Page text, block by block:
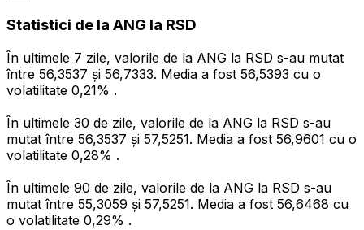
Statistici de la ANG la RSD
În ultimele 7 zile, valorile de la ANG la RSD s-au mutat
între 56,3537 și 56,7333. Media a fost 56,5393 cu o
volatilitate 0,21% .
În ultimele 30 de zile, valorile de la ANG la RSD s-au
mutat între 56,3537 și 57,5251. Media a fost 56,9601 cu o
volatilitate 0,28% .
În ultimele 90 de zile, valorile de la ANG la RSD s-au
mutat între 55,3059 și 57,5251. Media a fost 56,6468 cu
o volatilitate 0,29% .